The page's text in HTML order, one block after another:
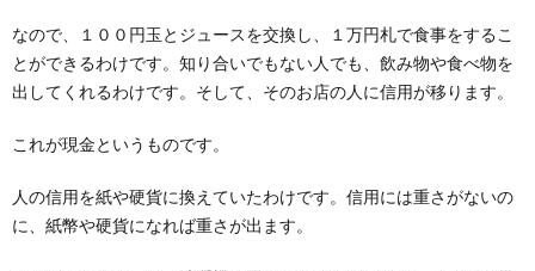
なので、１００円玉とジュースを交換し、１万円札で食事をするこ
とができるわけです。知り合いでもない人でも、飲み物や食べ物を
出してくれるわけです。そして、そのお店の人に信用が移ります。
これが現金というものです。
人の信用を紙や硬貨に換えていたわけです。信用には重さがないの
に、紙幣や硬貨になれば重さが出ます。